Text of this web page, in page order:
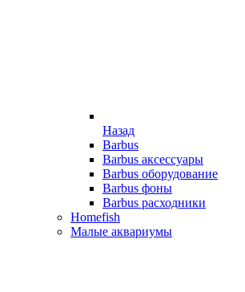
Назад
Barbus
Barbus аксессуары
Barbus оборудование
Barbus фоны
Barbus расходники
Homefish
Малые аквариумы